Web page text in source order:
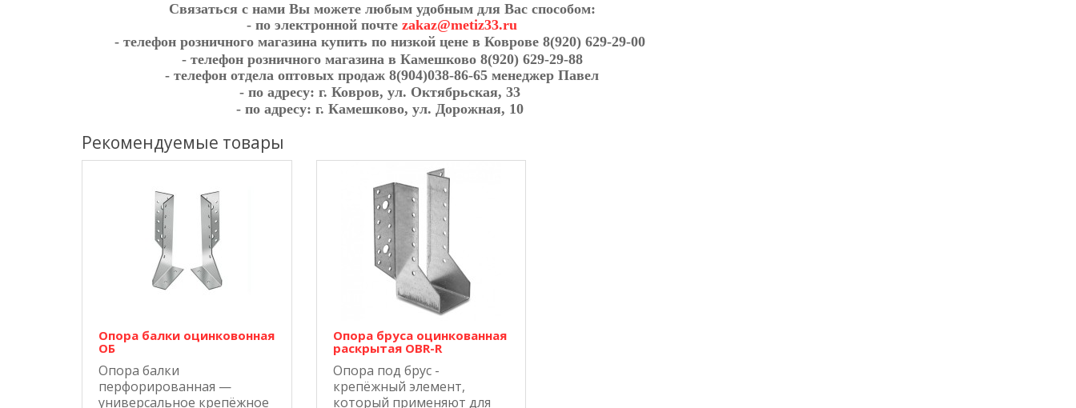
Связаться с нами Вы можете любым удобным для Вас способом:
- по электронной почте zakaz@metiz33.ru
- телефон розничного магазина купить по низкой цене в Коврове 8(920) 629-29-00
- телефон розничного магазина в Камешково 8(920) 629-29-88
- телефон отдела оптовых продаж 8(904)038-86-65 менеджер Павел
- по адресу: г. Ковров, ул. Октябрьская, 33
- по адресу: г. Камешково, ул. Дорожная, 10
Рекомендуемые товары
Опора балки оцинковонная
ОБ
Опора балки
перфорированная —
универсальное крепёжное
Опора бруса оцинкованная
раскрытая OBR-R
Опора под брус -
крепёжный элемент,
который применяют для